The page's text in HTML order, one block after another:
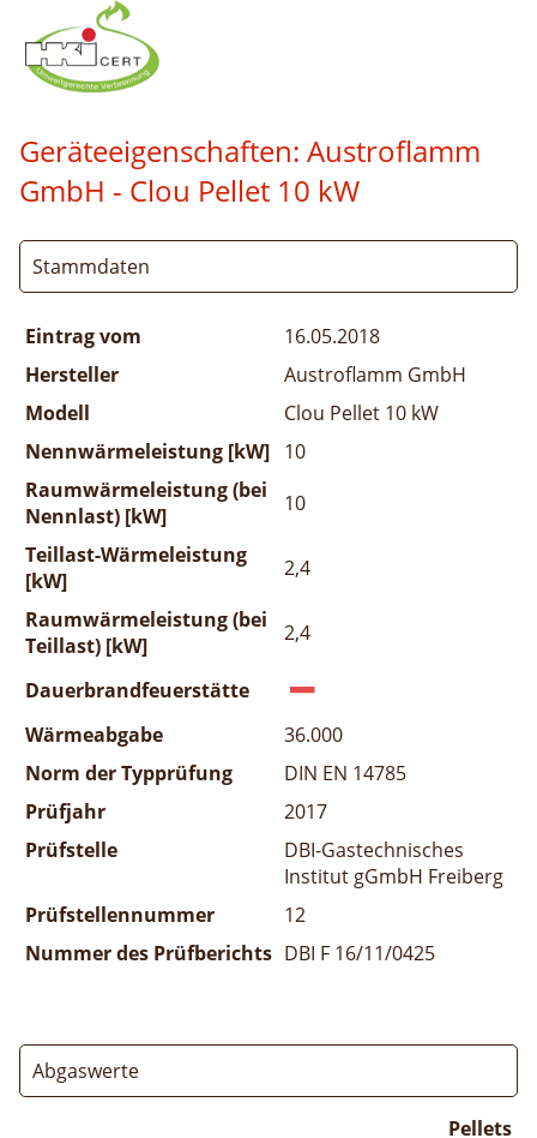
Geräteeigenschaften: Austroflamm
GmbH - Clou Pellet 10 kW
Stammdaten
Eintrag vom
16.05.2018
Hersteller
Austroflamm GmbH
Modell
Clou Pellet 10 kW
Nennwärmeleistung [kW] 10
Raumwärmeleistung (bei
Nennlast) [kW]
10
Teillast-Wärmeleistung
[kW]
2,4
Raumwärmeleistung (bei
Teillast) [kW]
2,4
Dauerbrandfeuerstätte
Wärmeabgabe
36.000
Norm der Typprüfung
DIN EN 14785
Prüfjahr
2017
Prüfstelle
DBI-Gastechnisches
Institut gGmbH Freiberg
Prüfstellennummer
12
Nummer des Prüfberichts DBI F 16/11/0425
Abgaswerte
Pellets